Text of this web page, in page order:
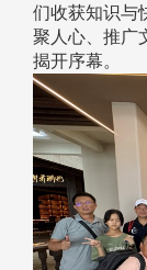
们收获知识与
聚人心、推广
揭开序幕。